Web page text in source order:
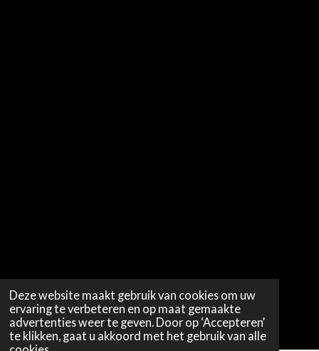
Deze website maakt gebruik van cookies om uw
ervaring te verbeteren en op maat gemaakte
advertenties weer te geven. Door op ‘Accepteren’
te klikken, gaat u akkoord met het gebruik van alle